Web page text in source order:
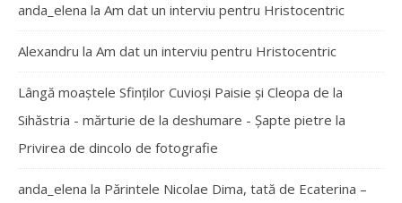
anda_elena la Am dat un interviu pentru Hristocentric
Alexandru la Am dat un interviu pentru Hristocentric
Lângă moaștele Sfinților Cuvioși Paisie și Cleopa de la
Sihăstria - mărturie de la deshumare - Şapte pietre la
Privirea de dincolo de fotografie
anda_elena la Părintele Nicolae Dima, tată de Ecaterina –